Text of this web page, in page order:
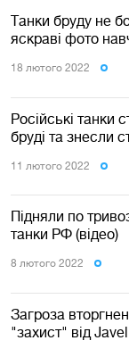
Танки бруду не
яскраві фото
18 лютого 2022
Російські танки
бруді та знесли
11 лютого 2022
Підняли по
танки РФ (відео)
8 лютого 2022
Загроза
"захист" від